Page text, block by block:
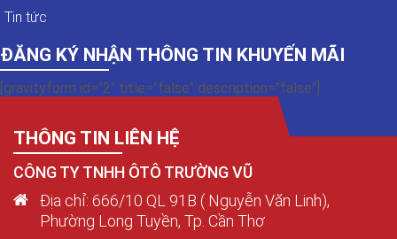
Tin tức
ĐĂNG KÝ NHẬN THÔNG TIN KHUYẾN MÃI
[gravityform id="2" title="false" description="false"]
THÔNG TIN LIÊN HỆ
CÔNG TY TNHH ÔTÔ TRƯỜNG VŨ
Địa chỉ: 666/10 QL 91B ( Nguyễn Văn Linh),
Phường Long Tuyền, Tp. Cần Thơ